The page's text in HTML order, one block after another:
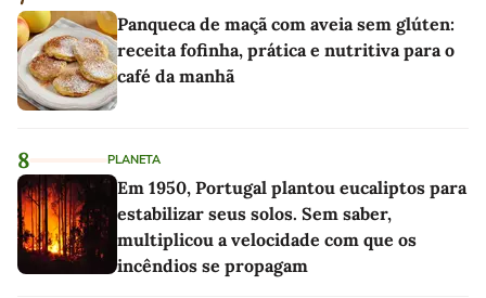
Panqueca de maçã com aveia sem glúten:
receita fofinha, prática e nutritiva para o
café da manhã
8 PLANETA
Em 1950, Portugal plantou eucaliptos para
estabilizar seus solos. Sem saber,
multiplicou a velocidade com que os
incêndios se propagam